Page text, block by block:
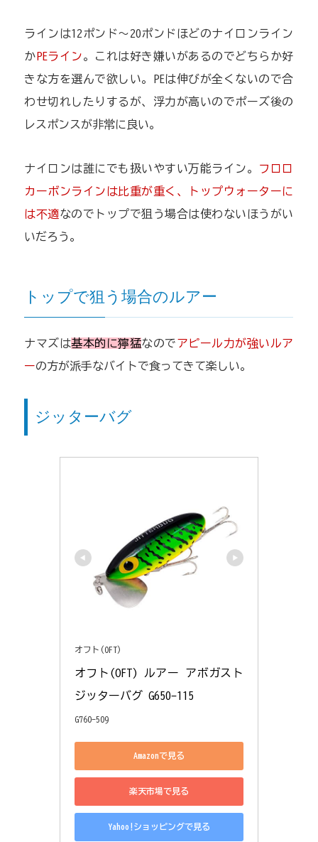
ラインは12ポンド～20ポンドほどのナイロンライン
か PEライン。これは好き嫌いがあるのでどちらか好
きな方を選んで欲しい。PEは伸びが全くないので合
わせ切れしたりするが、浮力が高いのでポーズ後の
レスポンスが非常に良い。
ナイロンは誰にでも扱いやすい万能ライン。 フロロ
カーボンラインは比重が重く、トップウォーターに
は不適なのでトップで狙う場合は使わないほうがい
いだろう。
トップで狙う場合のルアー
ナマズは基本的に獰猛なのでアピール力が強いルア
ーの方が派手なバイトで食ってきて楽しい。
ジッターバグ
オフト(OFT)
オフト(OFT) ルアー アボガスト
ジッターバグ G650-115
G760-509
Amazonで見る
楽天市場で見る
Yahoo!ショッピングで見る